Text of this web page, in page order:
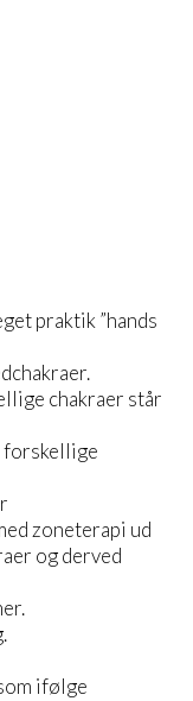
praktik ”hands
chakraer står
forskellige
zoneterapi ud
og derved
ifølge